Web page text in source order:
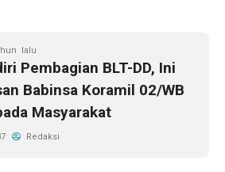
lalu
Pembagian BLT-DD, Ini
Babinsa Koramil 02/WB
Masyarakat
Redaksi